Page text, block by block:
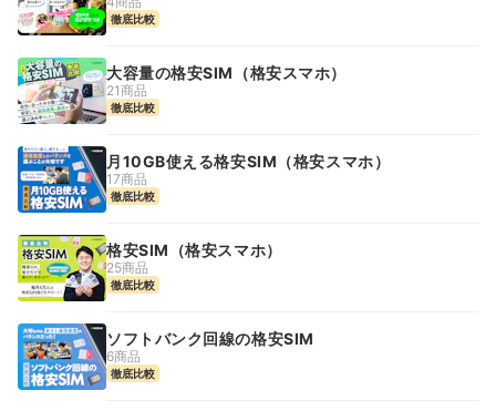
徹底比較
大容量の格安SIM（格安スマホ）
21商品
徹底比較
月10GB使える格安SIM（格安スマホ）
17商品
徹底比較
格安SIM（格安スマホ）
25商品
徹底比較
ソフトバンク回線の格安SIM
6商品
徹底比較